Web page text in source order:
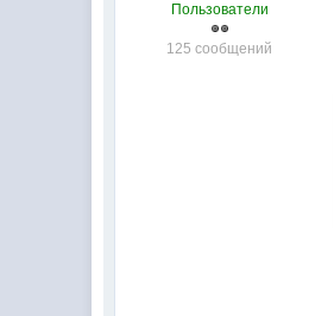
Пользователи
125 сообщений